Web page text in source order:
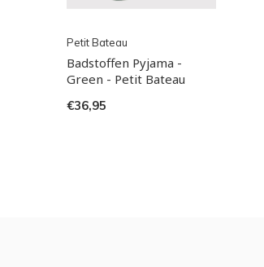
Petit Bateau
Badstoffen Pyjama -
Green - Petit Bateau
€36,95